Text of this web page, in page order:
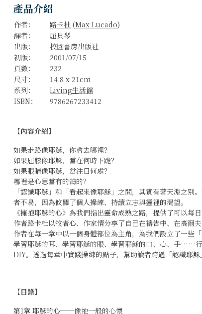
產品介紹
作者： 路卡杜 (Max Lucado)
譯者：
屈貝琴
出版：
校園書房出版社
初版：
2001/07/15
頁數：
232
尺寸：
14.8 x 21cm
系列：
Living生活館
ISBN：
9786267233412
【內容介紹】
如果走路像耶穌，你會去哪裡？
如果屈膝像耶穌，當在何時下跪？
如果眼睛像耶穌，當注目何處？
哪裡是心思當有的鵠的？
「認識耶穌」和「看起來像耶穌」之間，其實有著天淵之
者不易，因為攸關了個人操練、持續立志與靈裡的渴望。
《擁抱耶穌的心》為我們指出靈命成熟之路，提供了可以每日
作者路卡杜以牧者心、作家情分享了自己在禱告中、在高爾
作者在每一章中以一個身體部位為主角，為我們設立了一些「
學習耶穌的耳、學習耶穌的眼、學習耶穌的口、心、手……
DIY。透過每章中實踐操練的點子，幫助讀者跨過「認識耶穌
【目錄】
第1章 耶穌的心──像祂一般的心懷